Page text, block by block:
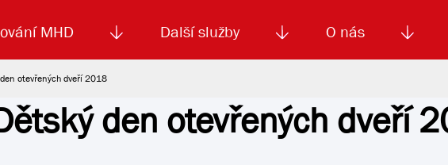
MHD
Koupit jízdenku Jízdné MHD El. jízdenka (EOS)
Další služby
Smluvní doprava Autoškola
O nás
Výběrová řízení Kariéra
otevřených dveří 2018
den otevřených dveří